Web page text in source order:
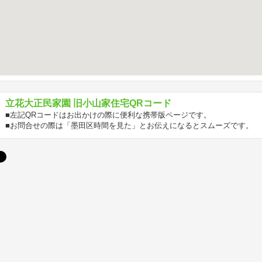
立花大正民家園 旧小山家住宅QRコード
■左記QRコードはお出かけの際に便利な携帯版ページです。
■お問合せの際は「墨田区時間を見た」とお伝えになるとスムーズです。